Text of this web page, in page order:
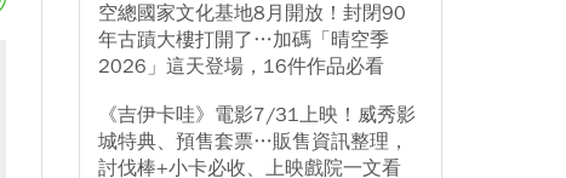
空總國家文化基地8月開放！封閉90
年古蹟大樓打開了…加碼「晴空季
2026」這天登場，16件作品必看
《吉伊卡哇》電影7/31上映！威秀影
城特典、預售套票…販售資訊整理，
討伐棒+小卡必收、上映戲院一文看